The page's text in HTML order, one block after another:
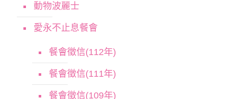
動物波麗士
愛永不止息餐會
餐會徵信(112年)
餐會徵信(111年)
餐會徵信(109年)